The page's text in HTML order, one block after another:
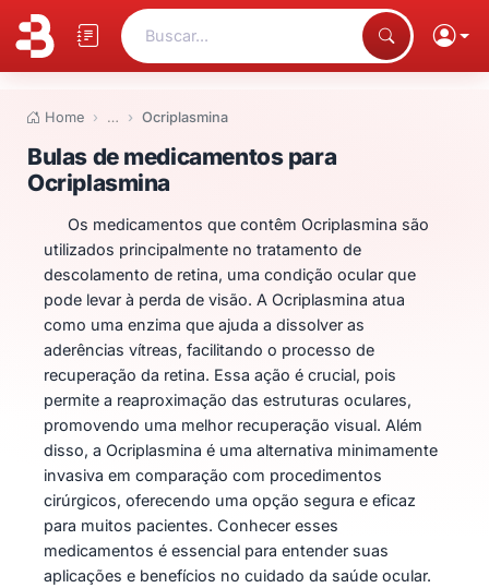
Buscar...
Home … Ocriplasmina
Bulas de medicamentos para
Bulas de medicamentos para
Ocriplasmina
Os medicamentos que contêm Ocriplasmina são
utilizados principalmente no tratamento de
descolamento de retina, uma condição ocular que
pode levar à perda de visão. A Ocriplasmina atua
como uma enzima que ajuda a dissolver as
aderências vítreas, facilitando o processo de
recuperação da retina. Essa ação é crucial, pois
permite a reaproximação das estruturas oculares,
promovendo uma melhor recuperação visual. Além
disso, a Ocriplasmina é uma alternativa minimamente
invasiva em comparação com procedimentos
cirúrgicos, oferecendo uma opção segura e eficaz
para muitos pacientes. Conhecer esses
medicamentos é essencial para entender suas
aplicações e benefícios no cuidado da saúde ocular.